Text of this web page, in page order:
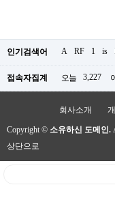
인기검색어 A RF 1 is
접속자집계 오늘 3,227
회사소개
Copyright © 소유하신 도메인.
상단으로